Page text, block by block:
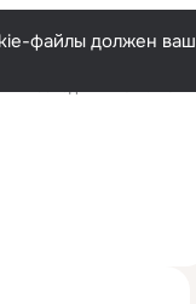
файлы должен ваш